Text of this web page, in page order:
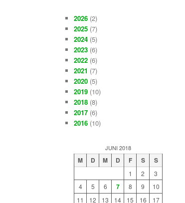
2026 (2)
2025 (7)
2024 (5)
2023 (6)
2022 (6)
2021 (7)
2020 (5)
2019 (10)
2018 (8)
2017 (6)
2016 (10)
JUNI 2018
M D M D F S S
1 2
3
4
5 6 7 8 9
10
11
12 13 14 15 16 17